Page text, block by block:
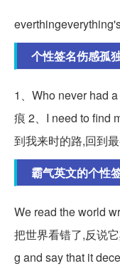
个性签名伤感孤
1、Who never had
痕 2、I need to find
到我来时的路,回到
霸气英文的个性
We read the world
把世界看错了,反说
g and say that it